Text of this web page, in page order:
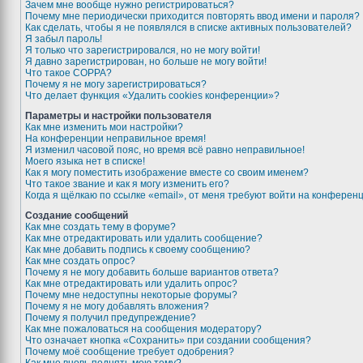
Зачем мне вообще нужно регистрироваться?
Почему мне периодически приходится повторять ввод имени и пароля?
Как сделать, чтобы я не появлялся в списке активных пользователей?
Я забыл пароль!
Я только что зарегистрировался, но не могу войти!
Я давно зарегистрирован, но больше не могу войти!
Что такое COPPA?
Почему я не могу зарегистрироваться?
Что делает функция «Удалить cookies конференции»?
Параметры и настройки пользователя
Как мне изменить мои настройки?
На конференции неправильное время!
Я изменил часовой пояс, но время всё равно неправильное!
Моего языка нет в списке!
Как я могу поместить изображение вместе со своим именем?
Что такое звание и как я могу изменить его?
Когда я щёлкаю по ссылке «email», от меня требуют войти на
Создание сообщений
Как мне создать тему в форуме?
Как мне отредактировать или удалить сообщение?
Как мне добавить подпись к своему сообщению?
Как мне создать опрос?
Почему я не могу добавить больше вариантов ответа?
Как мне отредактировать или удалить опрос?
Почему мне недоступны некоторые форумы?
Почему я не могу добавлять вложения?
Почему я получил предупреждение?
Как мне пожаловаться на сообщения модератору?
Что означает кнопка «Сохранить» при создании сообщения?
Почему моё сообщение требует одобрения?